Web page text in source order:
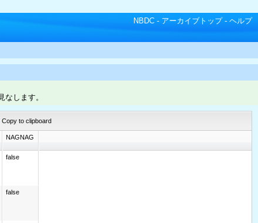
NBDC - アーカイブトップ- ヘルプ
します。
Copy to clipboard
NAGNAG
false
false